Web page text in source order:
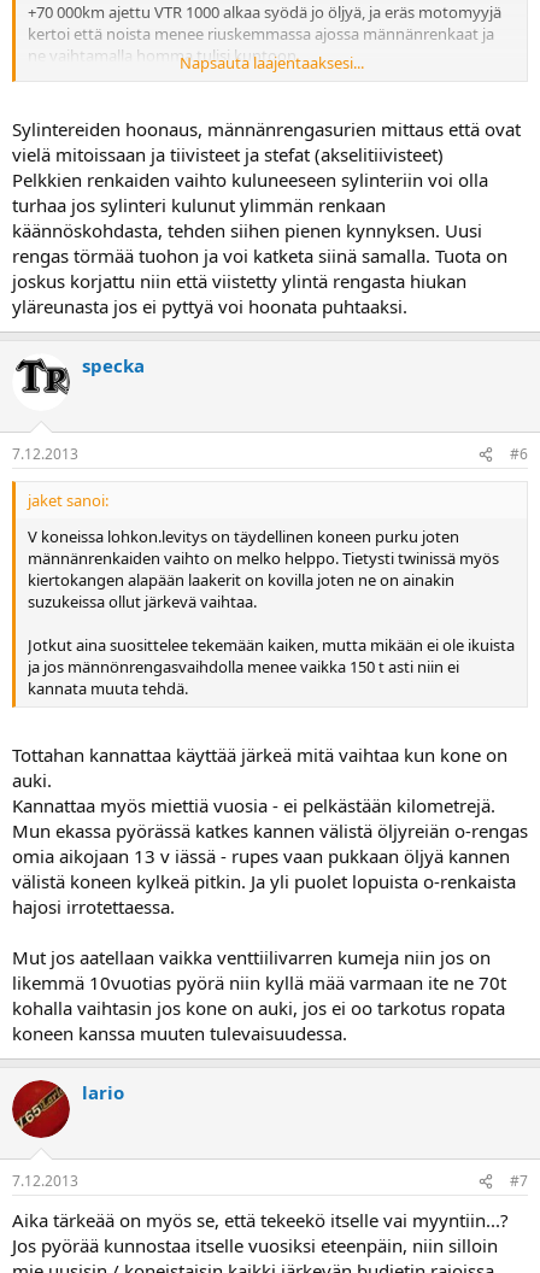
+70 000km ajettu VTR 1000 alkaa syödä jo öljyä, ja eräs motomyyjä
kertoi että noista menee riuskemmassa ajossa männänrenkaat ja
ne vaihtamalla homma tulisi kuntoon.
jälkeen kaasutellessa ei pöläyttele mitään. Ainoastaan takana ajava
kaveri on kommentoinut pienestä katkusta kun lähdetään
vedättämään.
Muuten toimii kuin kello.
Onko järkevää siis samalla kertaa vaihdella laakereita tai jotain
muuta hiluja sisään vaiko pelkästään männänrenkaat?
Kiitoksia asiallisista vastauksista hieman haparoivaan kysymykseen
Napsauta laajentaaksesi...
Sylintereiden hoonaus, männänrengasurien mittaus että ovat
vielä mitoissaan ja tiivisteet ja stefat (akselitiivisteet)
Pelkkien renkaiden vaihto kuluneeseen sylinteriin voi olla
turhaa jos sylinteri kulunut ylimmän renkaan
käännöskohdasta, tehden siihen pienen kynnyksen. Uusi
rengas törmää tuohon ja voi katketa siinä samalla. Tuota on
joskus korjattu niin että viistetty ylintä rengasta hiukan
yläreunasta jos ei pyttyä voi hoonata puhtaaksi.
specka
7.12.2013 #6
jaket sanoi:
V koneissa lohkon.levitys on täydellinen koneen purku joten
männänrenkaiden vaihto on melko helppo. Tietysti twinissä myös
kiertokangen alapään laakerit on kovilla joten ne on ainakin
suzukeissa ollut järkevä vaihtaa.
Jotkut aina suosittelee tekemään kaiken, mutta mikään ei ole ikuista
ja jos männönrengasvaihdolla menee vaikka 150 t asti niin ei
kannata muuta tehdä.
Tottahan kannattaa käyttää järkeä mitä vaihtaa kun kone on
auki.
Kannattaa myös miettiä vuosia - ei pelkästään kilometrejä.
Mun ekassa pyörässä katkes kannen välistä öljyreiän o-rengas
omia aikojaan 13 v iässä - rupes vaan pukkaan öljyä kannen
välistä koneen kylkeä pitkin. Ja yli puolet lopuista o-renkaista
hajosi irrotettaessa.
Mut jos aatellaan vaikka venttiilivarren kumeja niin jos on
likemmä 10vuotias pyörä niin kyllä mää varmaan ite ne 70t
kohalla vaihtasin jos kone on auki, jos ei oo tarkotus ropata
koneen kanssa muuten tulevaisuudessa.
lario
7.12.2013 #7
Aika tärkeää on myös se, että tekeekö itselle vai myyntiin...?
Jos pyörää kunnostaa itselle vuosiksi eteenpäin, niin silloin